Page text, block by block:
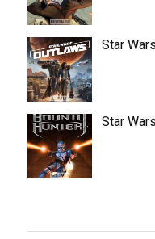
Star
Star